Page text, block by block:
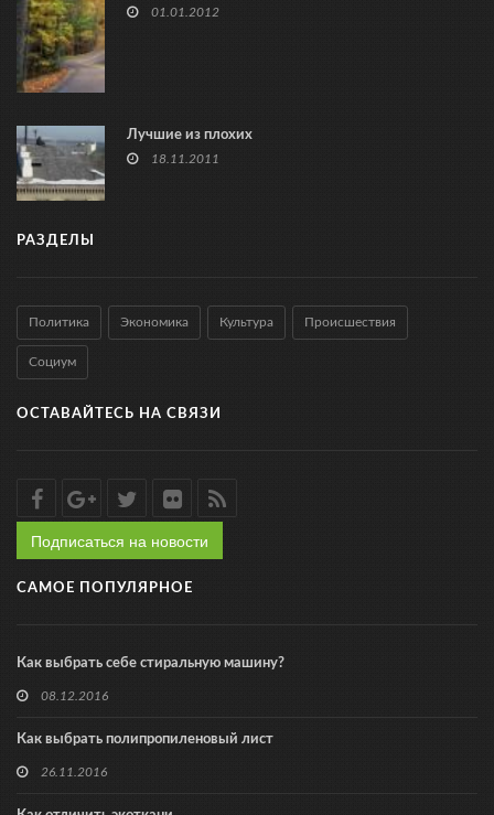
01.01.2012
Лучшие из плохих
18.11.2011
РАЗДЕЛЫ
Политика Экономика Культура Происшествия
Социум
ОСТАВАЙТЕСЬ НА СВЯЗИ
Подписаться на новости
САМОЕ ПОПУЛЯРНОЕ
Как выбрать себе стиральную машину?
08.12.2016
Как выбрать полипропиленовый лист
26.11.2016